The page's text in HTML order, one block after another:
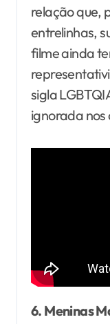
relação que,
entrelinhas,
filme ainda
sigla
ignorada nos
6. Meninas